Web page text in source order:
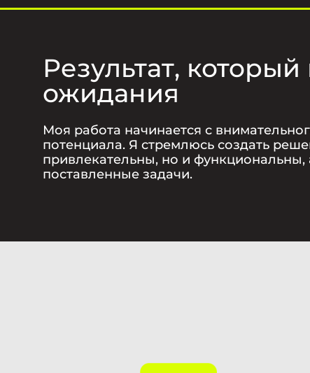
Результат,
ожидания
Моя работа начинается с
потенциала. Я стремлюсь создать
привлекательны, но и
поставленные задачи.